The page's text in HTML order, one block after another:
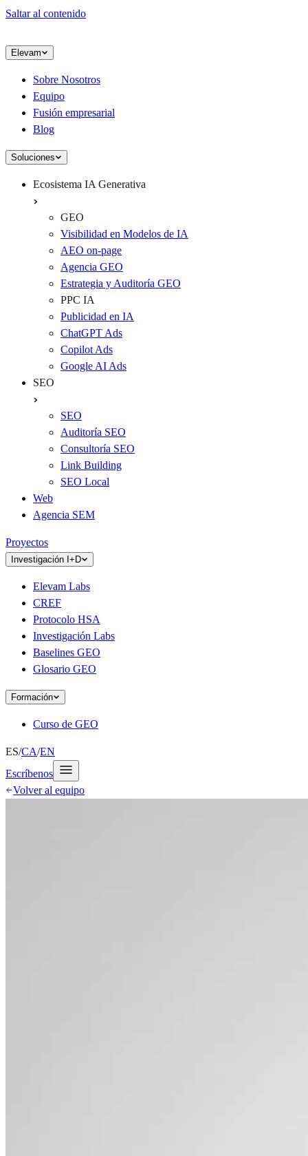
Saltar al contenido
Elevam
Sobre Nosotros
Equipo
Fusión empresarial
Blog
Soluciones
Ecosistema IA Generativa
GEO
Visibilidad en Modelos de IA
AEO on-page
Agencia GEO
Estrategia y Auditoría GEO
PPC IA
Publicidad en IA
ChatGPT Ads
Copilot Ads
Google AI Ads
SEO
SEO
Auditoría SEO
Consultoría SEO
Link Building
SEO Local
Web
Agencia SEM
Proyectos
Investigación I+D
Elevam Labs
CREF
Protocolo HSA
Investigación Labs
Baselines GEO
Glosario GEO
Formación
Curso de GEO
ES/CA/EN
Escríbenos
Volver al equipo